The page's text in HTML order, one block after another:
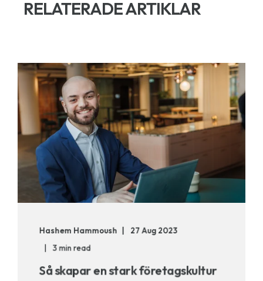
RELATERADE ARTIKLAR
Hashem Hammoush 27 Aug 2023
3 min read
Så skapar en stark företagskultur